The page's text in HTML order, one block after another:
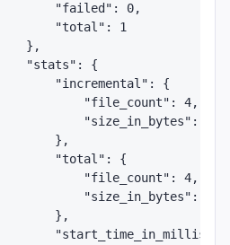
"failed": 0,
"total": 1
},
"stats": {
"incremental": {
"file_count": 4,
"size_in_bytes":
},
"total": {
"file_count": 4,
"size_in_bytes":
},
"start_time_in_millis":